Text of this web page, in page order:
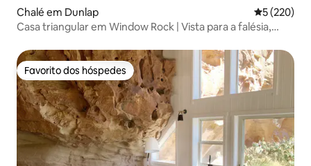
Chalé em Dunlap
5 (220)
Casa triangular em Window Rock | Vista para a falésia,
Favorito dos hóspedes
Favorito dos hóspedes